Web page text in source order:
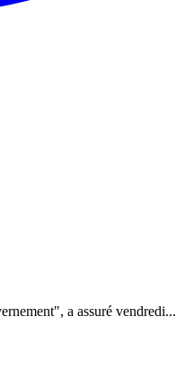
a assuré vendredi...